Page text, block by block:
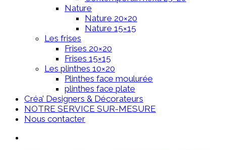
Nature
Nature 20×20
Nature 15×15
Les frises
Frises 20×20
Frises 15×15
Les plinthes 10×20
Plinthes face moulurée
plinthes face plate
Créa’ Designers & Décorateurs
NOTRE SERVICE SUR-MESURE
Nous contacter